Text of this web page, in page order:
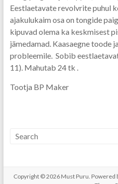
Eestlaetavate revolvrite puhul
ajakulukaim osa on tongide
kipuvad olema ka keskmisest
jämedamad. Kaasaegne toode
probleemile. Sobib
11). Mahutab 24 tk .
Tootja BP Maker
Copyright © 2026 Must Puru. Powered